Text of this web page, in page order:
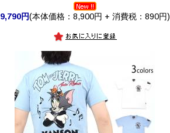
9,790円(本体価格：8,900円 + 消費税：890円)